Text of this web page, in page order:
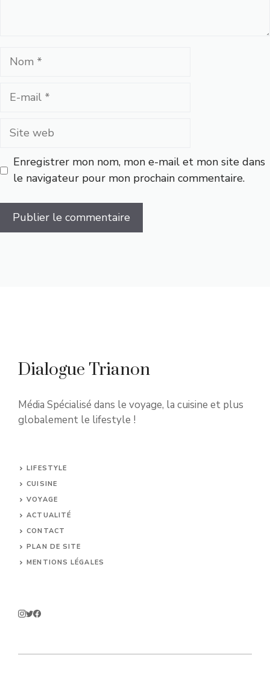
Nom
Site
Enregistrer mon nom, mon e-mail et mon site dans
le navigateur pour mon prochain commentaire.
Dialogue Trianon
Média Spécialisé dans le voyage, la cuisine et plus
globalement le lifestyle !
LIFESTYLE
CUISINE
VOYAGE
ACTUALITÉ
CONTACT
PLAN DE SITE
MENTIONS LÉGALES